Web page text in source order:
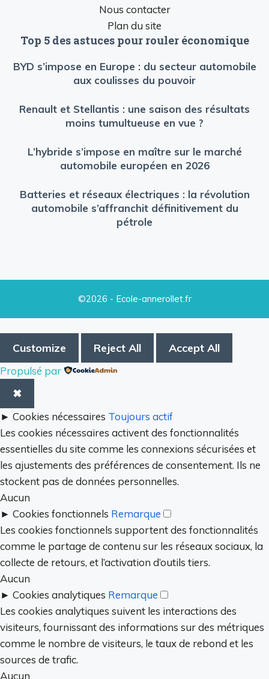
Nous contacter
Plan du site
Top 5 des astuces pour rouler économique
BYD s’impose en Europe : du secteur automobile
aux coulisses du pouvoir
Renault et Stellantis : une saison des résultats
moins tumultueuse en vue ?
L’hybride s’impose en maître sur le marché
automobile européen en 2026
Batteries et réseaux électriques : la révolution
automobile s’affranchit définitivement du
pétrole
©2026 - Ecole-annerollet.fr
Customize Reject All Accept All
Propulsé par
✖
► Cookies nécessaires Toujours actif
Les cookies nécessaires activent des fonctionnalités
essentielles du site comme les connexions sécurisées et
les ajustements des préférences de consentement. Ils ne
stockent pas de données personnelles.
Aucun
► Cookies fonctionnels Remarque
Les cookies fonctionnels supportent des fonctionnalités
comme le partage de contenu sur les réseaux sociaux, la
collecte de retours, et l’activation d’outils tiers.
Aucun
► Cookies analytiques Remarque
Les cookies analytiques suivent les interactions des
visiteurs, fournissant des informations sur des métriques
comme le nombre de visiteurs, le taux de rebond et les
sources de trafic.
Aucun